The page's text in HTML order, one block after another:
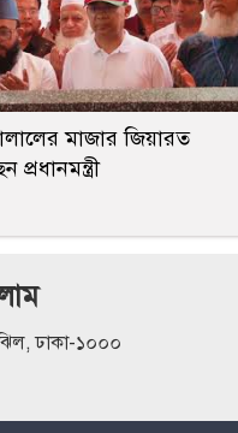
মাজার জিয়ারত
প্রধানমন্ত্রী
ঢাকা-১০০০